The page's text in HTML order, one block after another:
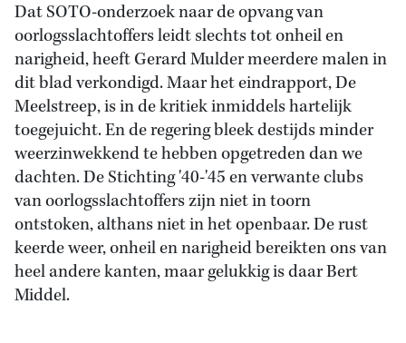
Zoek
Dat SOTO-onderzoek naar de opvang van
oorlogsslachtoffers leidt slechts tot onheil en
narigheid, heeft Gerard Mulder meerdere malen in
dit blad verkondigd. Maar het eindrapport, De
Meelstreep, is in de kritiek inmiddels hartelijk
toegejuicht. En de regering bleek destijds minder
weerzinwekkend te hebben opgetreden dan we
dachten. De Stichting '40-'45 en verwante clubs
van oorlogsslachtoffers zijn niet in toorn
ontstoken, althans niet in het openbaar. De rust
keerde weer, onheil en narigheid bereikten ons van
heel andere kanten, maar gelukkig is daar Bert
Middel.